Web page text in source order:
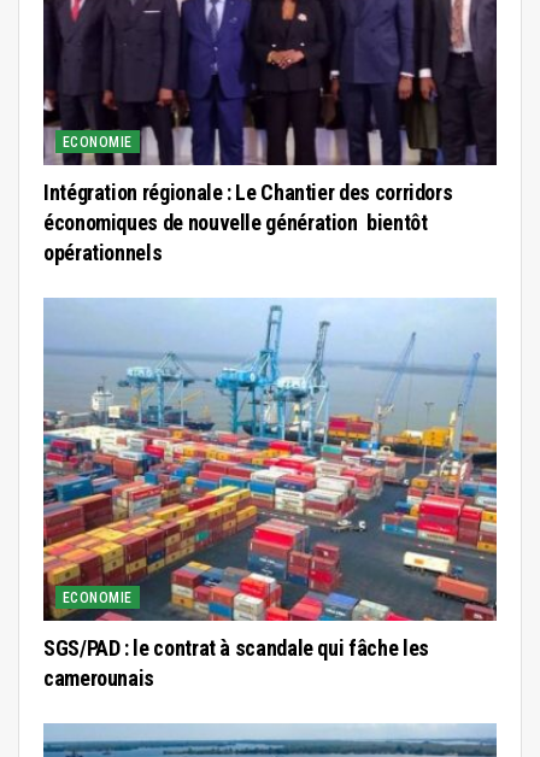
ECONOMIE
Intégration régionale : Le Chantier des corridors
économiques de nouvelle génération bientôt
opérationnels
ECONOMIE
SGS/PAD : le contrat à scandale qui fâche les
camerounais